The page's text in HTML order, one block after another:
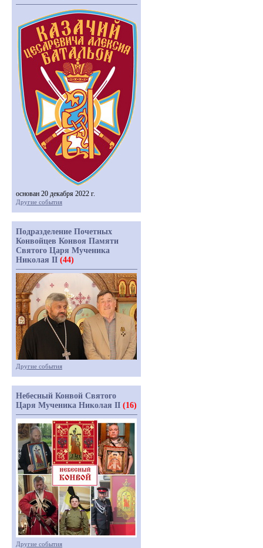
основан 20 декабря 2022 г.
Другие события
Подразделение Почетных
Конвойцев Конвоя Памяти
Святого Царя Мученика
Николая II (44)
Другие события
Небесный Конвой Святого
Царя Мученика Николая II (16)
Другие события